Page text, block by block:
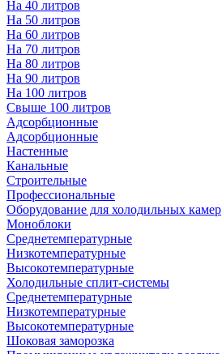
На 40 литров
На 50 литров
На 60 литров
На 70 литров
На 80 литров
На 90 литров
На 100 литров
Свыше 100 литров
Адсорбционные
Адсорбционные
Настенные
Канальные
Строительные
Профессиональные
Оборудование для холодильных камер
Моноблоки
Среднетемпературные
Низкотемпературные
Высокотемпературные
Холодильные сплит-системы
Среднетемпературные
Низкотемпературные
Высокотемпературные
Шоковая заморозка